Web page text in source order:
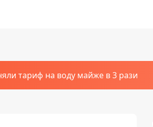
тариф на воду майже в 3 рази